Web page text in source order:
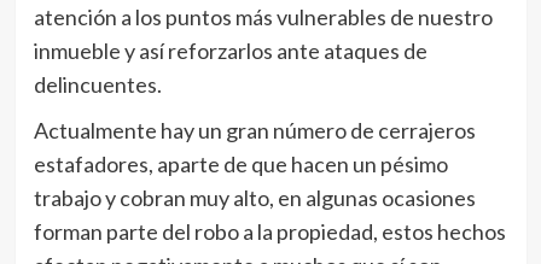
atención a los puntos más vulnerables de nuestro
inmueble y así reforzarlos ante ataques de
delincuentes.
Actualmente hay un gran número de cerrajeros
estafadores, aparte de que hacen un pésimo
trabajo y cobran muy alto, en algunas ocasiones
forman parte del robo a la propiedad, estos hechos